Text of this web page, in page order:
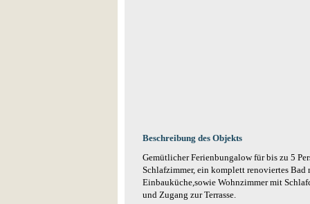
Beschreibung des Objekts
Gemütlicher Ferienbungalow für bis zu 5
Schlafzimmer, ein komplett renoviertes Bad
Einbauküche,sowie Wohnzimmer mit
und Zugang zur Terrasse.